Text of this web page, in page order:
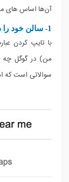
آن‌ها اساس های
1- سالن خود را در صفحه نتایج جستجو قابل مشاهده کنید
من) در گوگل چه
سوالاتی است که